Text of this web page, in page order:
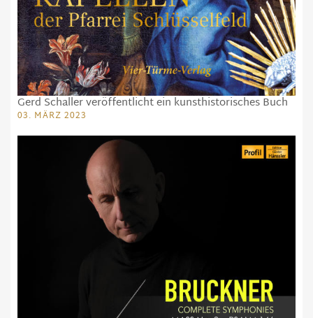
Gerd Schaller veröffentlicht ein kunsthistorisches Buch
03. MÄRZ 2023